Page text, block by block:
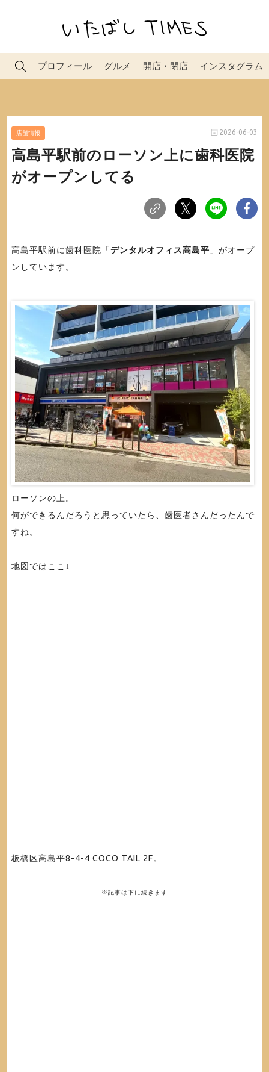
プロフィール グルメ 開店・閉店 インスタグラム
店舗情報 2026-06-03
高島平駅前のローソン上に歯科医院
がオープンしてる
高島平駅前に歯科医院「デンタルオフィス高島平 」がオープ
ンしています。
ローソンの上。
何ができるんだろうと思っていたら、歯医者さんだったんで
すね。
地図ではここ↓
板橋区高島平8-4-4 COCO TAIL 2F。
※記事は下に続きます